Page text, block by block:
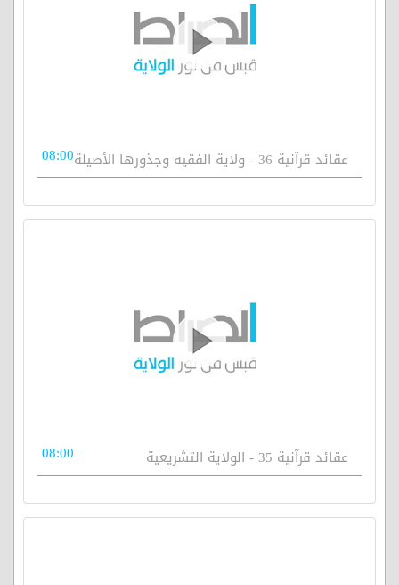
عقائد قرآنية 36 - ولاية الفقيه وجذورها الأصيلة 08:00
عقائد قرآنية 35 - الولاية التشريعية 08:00